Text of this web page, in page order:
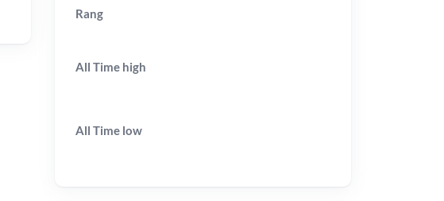
Rang
All Time high
All Time low